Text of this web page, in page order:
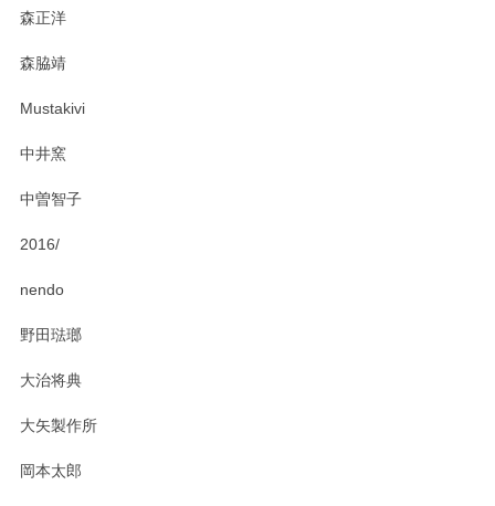
森正洋
森脇靖
Mustakivi
中井窯
中曽智子
2016/
nendo
野田琺瑯
大治将典
大矢製作所
岡本太郎